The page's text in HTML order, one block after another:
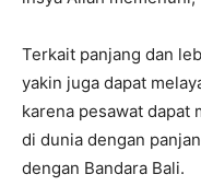
Terkait panjang dan
yakin juga dapat
karena pesawat dapat
di dunia dengan
dengan Bandara Bali.